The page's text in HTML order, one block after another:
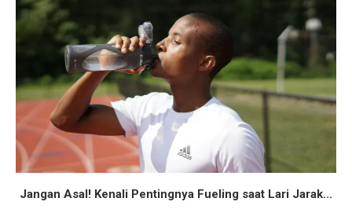
Jangan Asal! Kenali Pentingnya Fueling saat Lari Jarak...